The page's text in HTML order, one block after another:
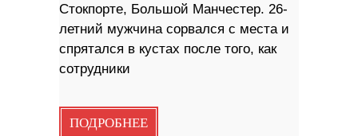
Стокпорте, Большой Манчестер. 26-
летний мужчина сорвался с места и
спрятался в кустах после того, как
сотрудники
ПОДРОБНЕЕ